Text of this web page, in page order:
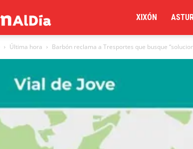
al
día
XIXÓN
Última hora Barbón reclama a Tresportes que busque